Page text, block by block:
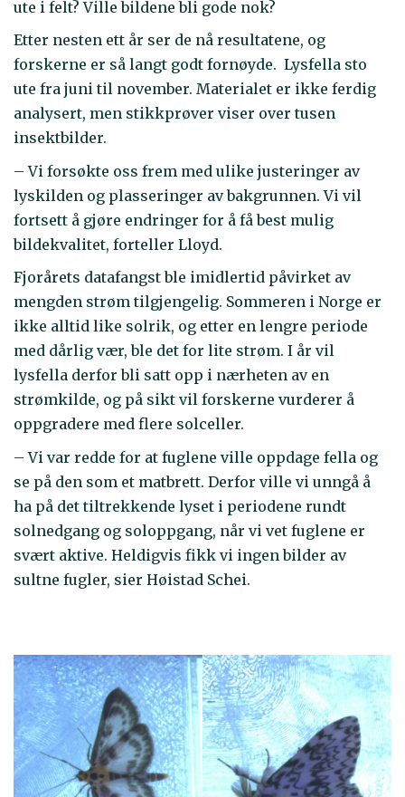
ute i felt? Ville bildene bli gode nok?
Etter nesten ett år ser de nå resultatene, og
forskerne er så langt godt fornøyde. Lysfella sto
ute fra juni til november. Materialet er ikke ferdig
analysert, men stikkprøver viser over tusen
insektbilder.
– Vi forsøkte oss frem med ulike justeringer av
lyskilden og plasseringer av bakgrunnen. Vi vil
fortsett å gjøre endringer for å få best mulig
bildekvalitet, forteller Lloyd.
Fjorårets datafangst ble imidlertid påvirket av
mengden strøm tilgjengelig. Sommeren i Norge er
ikke alltid like solrik, og etter en lengre periode
med dårlig vær, ble det for lite strøm. I år vil
lysfella derfor bli satt opp i nærheten av en
strømkilde, og på sikt vil forskerne vurderer å
oppgradere med flere solceller.
– Vi var redde for at fuglene ville oppdage fella og
se på den som et matbrett. Derfor ville vi unngå å
ha på det tiltrekkende lyset i periodene rundt
solnedgang og soloppgang, når vi vet fuglene er
svært aktive. Heldigvis fikk vi ingen bilder av
sultne fugler, sier Høistad Schei.